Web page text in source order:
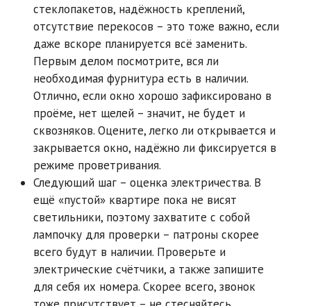
стеклопакетов, надёжность креплений,
отсутствие перекосов – это тоже важно, если
даже вскоре планируется всё заменить.
Первым делом посмотрите, вся ли
необходимая фурнитура есть в наличии.
Отлично, если окно хорошо зафиксировано в
проёме, нет щелей – значит, не будет и
сквозняков. Оцените, легко ли открывается и
закрывается окно, надёжно ли фиксируется в
режиме проветривания.
Следующий шаг – оценка электричества. В
ещё «пустой» квартире пока не висят
светильники, поэтому захватите с собой
лампочку для проверки – патроны скорее
всего будут в наличии. Проверьте и
электрические счётчики, а также запишите
для себя их номера. Скорее всего, звонок